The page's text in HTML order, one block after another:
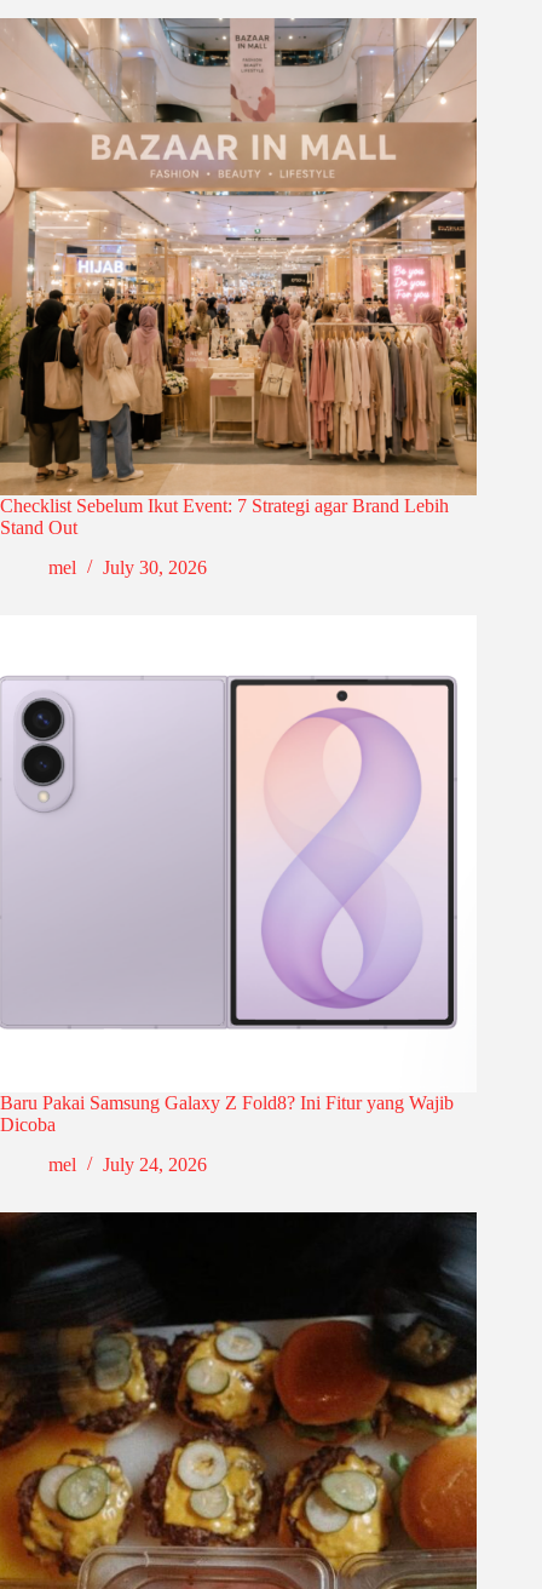
Checklist Sebelum Ikut Event: 7 Strategi agar Brand Lebih
Stand Out
mel
July 30, 2026
Baru Pakai Samsung Galaxy Z Fold8? Ini Fitur yang Wajib
Dicoba
mel
July 24, 2026